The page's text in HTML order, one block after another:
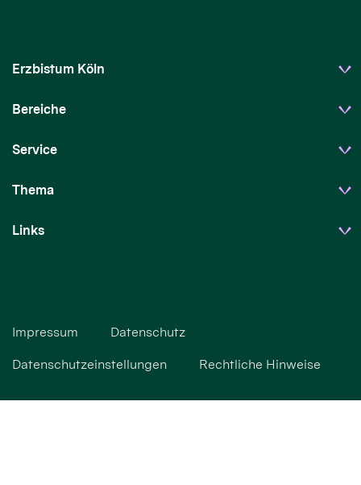
Erzbistum Köln
Bereiche
Service
Thema
Links
Impressum Datenschutz
Datenschutzeinstellungen Rechtliche Hinweise